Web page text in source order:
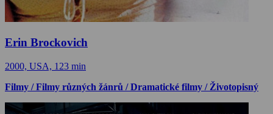
Erin Brockovich
2000, USA, 123 min
Filmy / Filmy různých žánrů / Dramatické filmy / Životopisný